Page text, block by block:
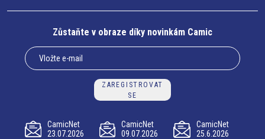
Zůstaňte v obraze díky novinkám Camic
ZAREGISTROVAT
SE
CamicNet
23.07.2026
CamicNet
09.07.2026
CamicNet
25.6.2026